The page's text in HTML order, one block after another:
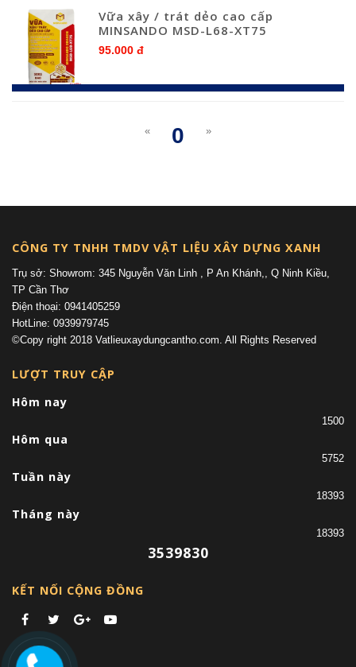
Vữa xây / trát dẻo cao cấp
MINSANDO MSD-L68-XT75
95.000 đ
«
0
»
CÔNG TY TNHH TMDV VẬT LIỆU XÂY DỰNG XANH
Trụ sở: Showrom: 345 Nguyễn Văn Linh , P An Khánh,, Q Ninh Kiều,
TP Cần Thơ
Điện thoại: 0941405259
HotLine: 0939979745
©Copy right 2018 Vatlieuxaydungcantho.com. All Rights Reserved
LƯỢT TRUY CẬP
Hôm nay
1500
Hôm qua
5752
Tuần này
18393
Tháng này
18393
3539830
KẾT NỐI CỘNG ĐỒNG